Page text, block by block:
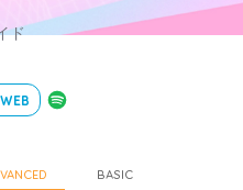
ド
WEB
BASIC